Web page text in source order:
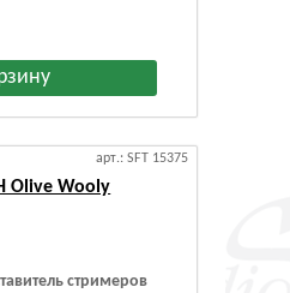
арт.: SFT 15375
Olive Wooly
стримеров